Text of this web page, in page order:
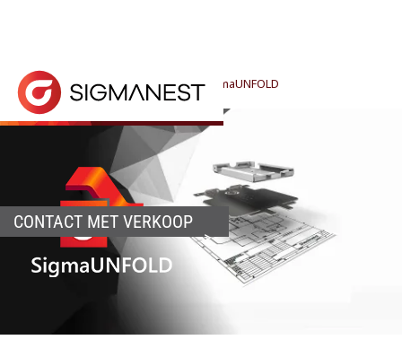
Home> Producten >CAD/CAM>SigmaUNFOLD
SigmaUNFOLD stelt je in staat om
CONTACT MET VERKOOP